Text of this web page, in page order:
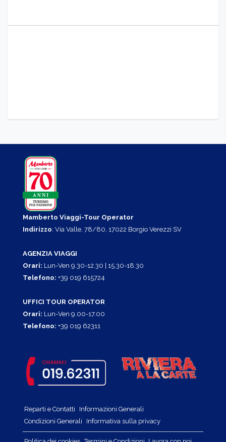
Mamberto Viaggi-Tour Operator
Indirizzo: Via Valle, 78/80, 17022 Borgio Verezzi SV
AGENZIA VIAGGI
Orari: Lun-Ven 9.30-12.30 | 15.30-18.30
Telefono: +39 019 615724
UFFICI TOUR OPERATOR
Orari: Lun-Ven 9.00-17.00
Telefono: +39 019 62311
Reparti e Contatti
Informazioni Generali
Condizioni Generali
Informativa sulla privacy